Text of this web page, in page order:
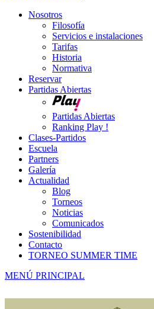
Nosotros
Filosofía
Servicios e instalaciones
Tarifas
Historia
Normativa
Reservar
Partidas Abiertas
Partidas Abiertas
Ranking Play !
Clases-Partidos
Escuela
Partners
Galería
Actualidad
Blog
Torneos
Noticias
Comunicados
Sostenibilidad
Contacto
TORNEO SUMMER TIME
MENÚ PRINCIPAL